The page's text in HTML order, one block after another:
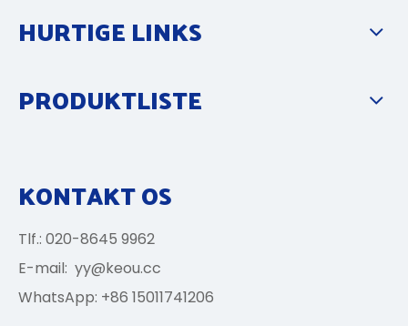
HURTIGE LINKS
PRODUKTLISTE
KONTAKT OS
Tlf.: 020-8645 9962
E-mail: yy@keou.cc
WhatsApp: +86 15011741206